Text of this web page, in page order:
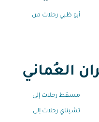
أبو ظبي رحلات من
العُماني
مسقط رحلات إلى
تشيناي رحلات إلى